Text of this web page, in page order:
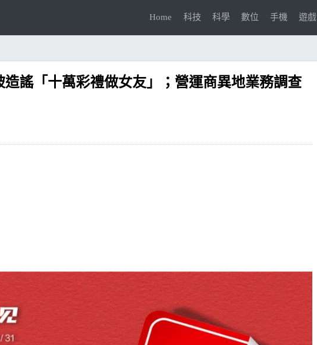
Home 科技 科學 數位 手機 遊戲
造謠「十萬彩禮做女友」；營運商異地業務調查